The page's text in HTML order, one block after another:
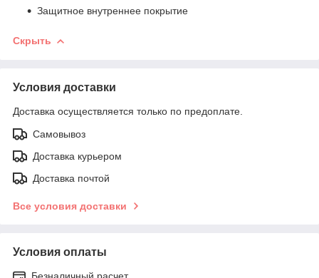
Защитное внутреннее покрытие
Скрыть
Условия доставки
Доставка осуществляется только по предоплате.
Самовывоз
Доставка курьером
Доставка почтой
Все условия доставки
Условия оплаты
Безналичный расчет